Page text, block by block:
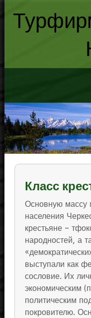
Класс
Основную массу
населения
крестьяне –
народностей, а
выступали как
сословие. Их
экономическим
политическим
покровителю.